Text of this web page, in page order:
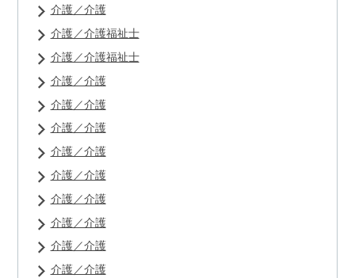
介護／介護
介護／介護福祉士
介護／介護福祉士
介護／介護
介護／介護
介護／介護
介護／介護
介護／介護
介護／介護
介護／介護
介護／介護
介護／介護